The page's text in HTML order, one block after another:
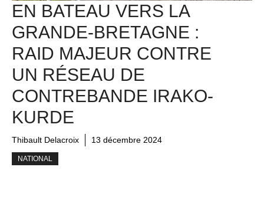
EN BATEAU VERS LA
GRANDE-BRETAGNE :
RAID MAJEUR CONTRE
UN RÉSEAU DE
CONTREBANDE IRAKO-
KURDE
Thibault Delacroix 13 décembre 2024
NATIONAL